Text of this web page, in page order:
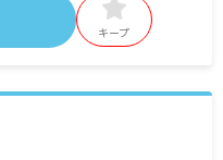
～163,000円
30,000円 ※本人名義の賃貸に
キープ